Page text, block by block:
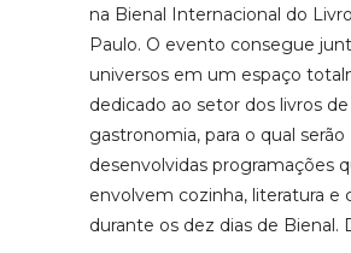
na Bienal Internacional do
Paulo. O evento consegue
universos em um espaço
dedicado ao setor dos livros de
gastronomia, para o qual serão
desenvolvidas programações
envolvem cozinha, literatura e
durante os dez dias de Bienal.